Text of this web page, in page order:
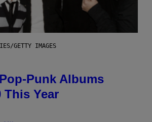
GETTY IMAGES
Punk Albums
This Year